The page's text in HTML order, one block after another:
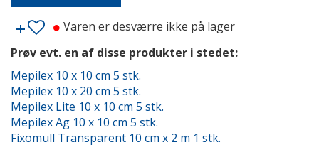
Varen er desværre ikke på lager
Prøv evt. en af disse produkter i stedet:
Mepilex 10 x 10 cm 5 stk.
Mepilex 10 x 20 cm 5 stk.
Mepilex Lite 10 x 10 cm 5 stk.
Mepilex Ag 10 x 10 cm 5 stk.
Fixomull Transparent 10 cm x 2 m 1 stk.